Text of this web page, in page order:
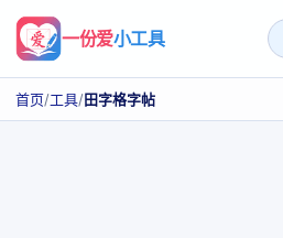
一份爱小工具
首页/工具/田字格字帖